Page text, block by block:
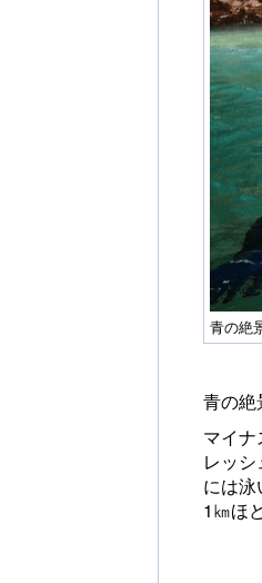
青の絶
青の絶
マイ
レッ
には
1㎞ほ